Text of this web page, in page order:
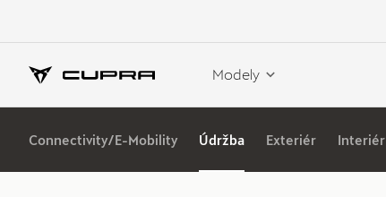
Modely
Connectivity/E-Mobility Údržba Exteriér Interiér